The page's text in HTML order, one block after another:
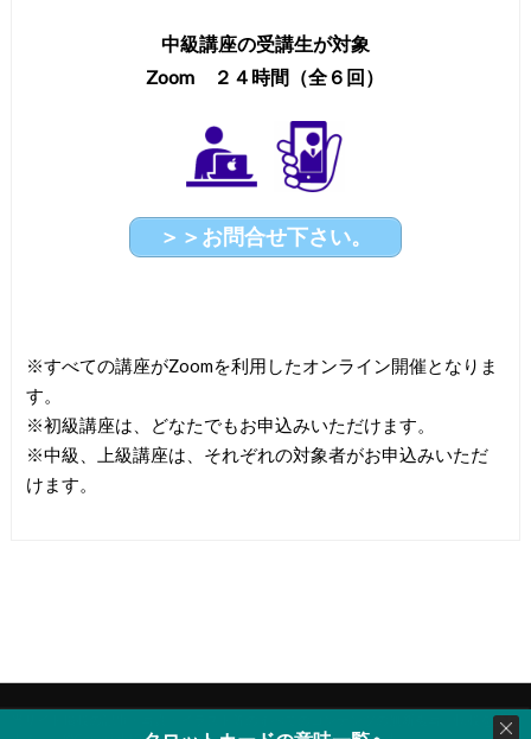
中級講座の受講生が対象
Zoom ２４時間（全６回）
＞＞お問合せ下さい。
※すべての講座がZoomを利用したオンライン開催となりま
す。
※初級講座は、どなたでもお申込みいただけます。
※中級、上級講座は、それぞれの対象者がお申込みいただ
けます。
当サイト掲載の記事・写真・イラスト等のすべてのコンテンツの無断複写・転載を禁じ